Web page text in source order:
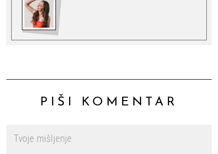
PIŠI KOMENTAR